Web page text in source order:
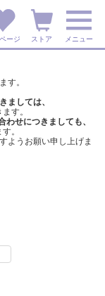
ージ ストア メニュー
す。
ましては、
す。
わせにつきましても、
。
ようお願い申し上げま